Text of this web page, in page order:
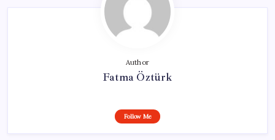
Author
Fatma Öztürk
Follow Me